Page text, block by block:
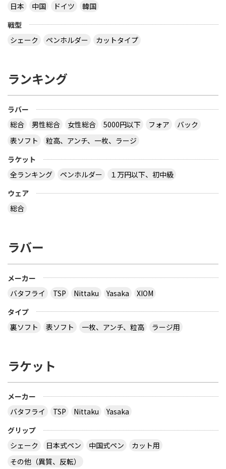
日本
中国 ドイツ
韓国
戦型
シェーク
ペンホルダー カットタイプ
ランキング
ラバー
総合
男性総合 女性総合 5000円以下 フォア
バック
表ソフト
粒高、アンチ、一枚、ラージ
ラケット
全ランキング
ペンホルダー
１万円以下、初中級
ウェア
総合
ラバー
メーカー
バタフライ
TSP Nittaku Yasaka
XIOM
タイプ
裏ソフト
表ソフト 一枚、アンチ、粒高 ラージ用
ラケット
メーカー
バタフライ
TSP Nittaku
Yasaka
グリップ
シェーク
日本式ペン 中国式ペン
カット用
その他（異質、反転）